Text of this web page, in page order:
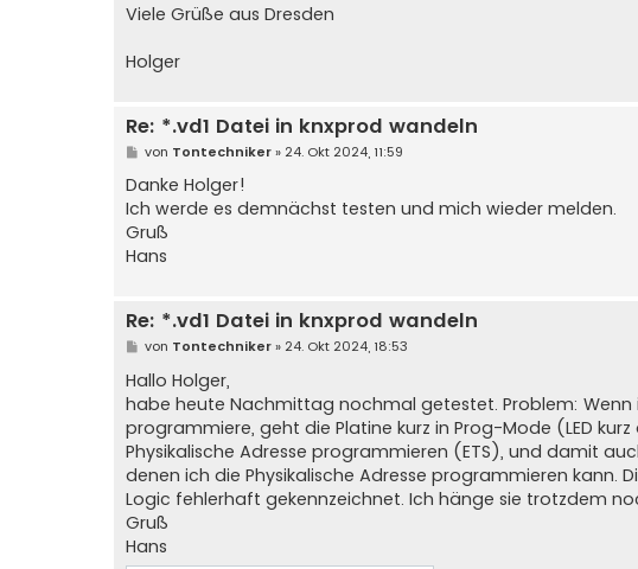
Viele Grüße aus Dresden
Holger
Re: *.vd1 Datei in knxprod wandeln
B
i
t
r
a
g
von Tontechniker» 24. Okt 2024, 11:59
Danke Holger!
Ich werde es demnächst testen und mich wieder melden.
Gruß
Hans
Re: *.vd1 Datei in knxprod wandeln
B
i
t
r
a
g
von Tontechniker» 24. Okt 2024, 18:53
Hallo Holger,
habe heute Nachmittag nochmal getestet. Problem: Wenn
programmiere, geht die Platine kurz in Prog-Mode (LED
Physikalische Adresse programmieren (ETS), und damit
denen ich die Physikalische Adresse programmieren kann.
Logic fehlerhaft gekennzeichnet. Ich hänge sie trotzdem
Gruß
Hans